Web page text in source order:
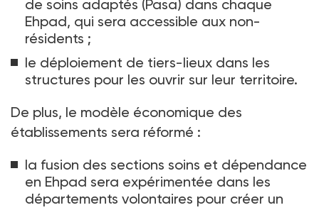
de soins adaptés (Pasa) dans chaque
Ehpad, qui sera accessible aux non-
résidents ;
le déploiement de tiers-lieux dans les
structures pour les ouvrir sur leur territoire.
De plus, le modèle économique des
établissements sera réformé :
la fusion des sections soins et dépendance
en Ehpad sera expérimentée dans les
départements volontaires pour créer un